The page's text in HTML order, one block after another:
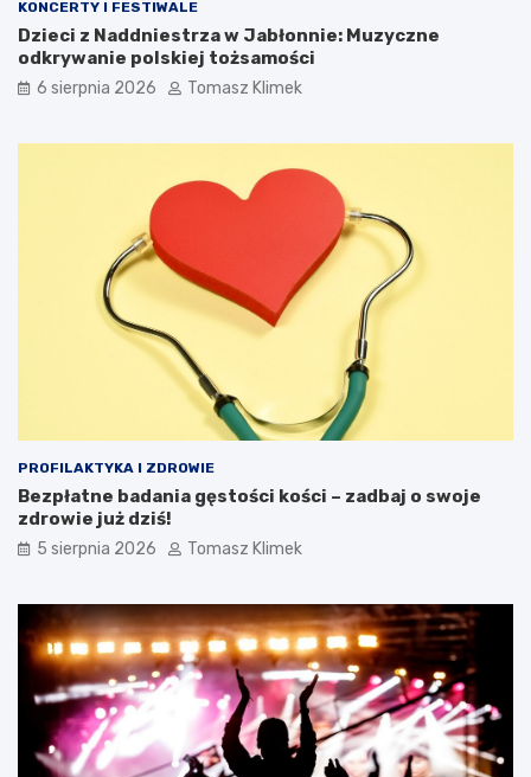
KONCERTY I FESTIWALE
Dzieci z Naddniestrza w Jabłonnie: Muzyczne
odkrywanie polskiej tożsamości
6 sierpnia 2026 Tomasz Klimek
PROFILAKTYKA I ZDROWIE
Bezpłatne badania gęstości kości – zadbaj o swoje
zdrowie już dziś!
5 sierpnia 2026 Tomasz Klimek